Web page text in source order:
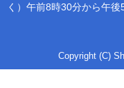
く）午前8時30分から午後
Copyright (C)